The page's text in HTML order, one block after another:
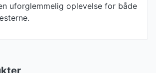
uforglemmelig oplevelse for både